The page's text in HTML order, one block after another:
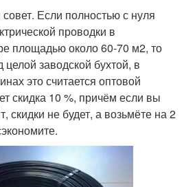
Если полностью с нуля
проводки в
площадью около 60-70 м2, то
заводской бухтой, в
это считается оптовой
скидка 10 %, причём если вы
скидки не будет, а возьмёте на 2